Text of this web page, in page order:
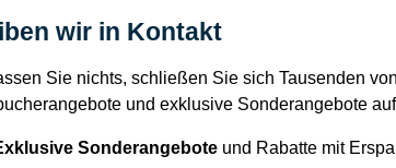
wir in Kontakt
Sie nichts, schließen Sie sich Tausenden
und exklusive Sonderangebote
Sonderangebote und Rabatte mit